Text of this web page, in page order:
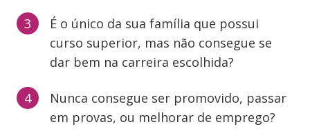
É o único da sua família que possui
curso superior, mas não consegue se
dar bem na carreira escolhida?
Nunca consegue ser promovido, passar
em provas, ou melhorar de emprego?